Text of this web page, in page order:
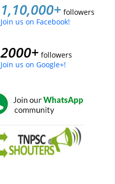
1,10,000+ followers
Join us on Facebook!
2000+ followers
Join us on Google+!